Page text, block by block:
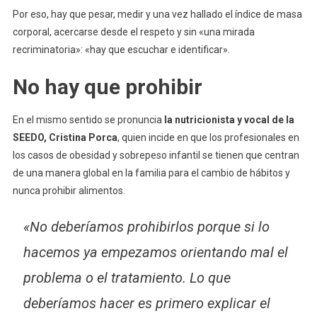
Por eso, hay que pesar, medir y una vez hallado el índice de masa
corporal, acercarse desde el respeto y sin «una mirada
recriminatoria»: «hay que escuchar e identificar».
No hay que prohibir
En el mismo sentido se pronuncia la nutricionista y vocal de la
SEEDO, Cristina Porca, quien incide en que los profesionales en
los casos de obesidad y sobrepeso infantil se tienen que centran
de una manera global en la familia para el cambio de hábitos y
nunca prohibir alimentos.
«No deberíamos prohibirlos porque si lo
hacemos ya empezamos orientando mal el
problema o el tratamiento. Lo que
deberíamos hacer es primero explicar el